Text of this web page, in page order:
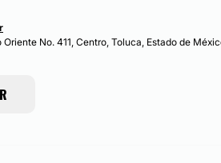
No. 411, Centro, Toluca, Estado de